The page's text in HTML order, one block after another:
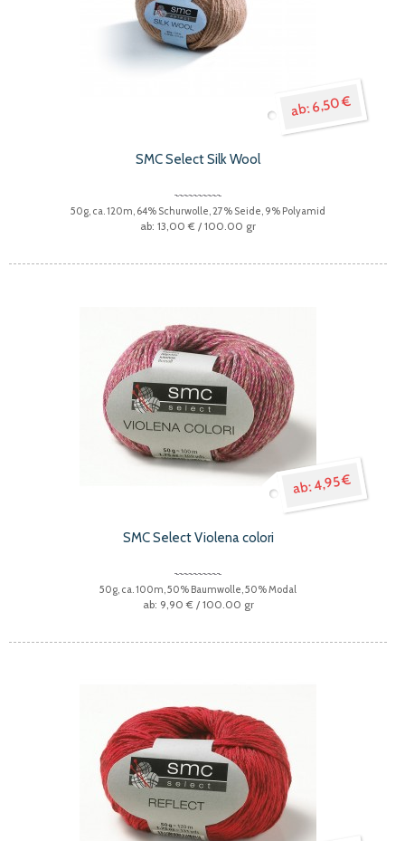
6,50 €
SMC Select Silk Wool
50g, ca. 120m, 64% Schurwolle, 27% Seide, 9% Polyamid
13,00 € / 100.00 gr
4,95 €
SMC Select Violena colori
50g, ca. 100m, 50% Baumwolle, 50% Modal
9,90 € / 100.00 gr